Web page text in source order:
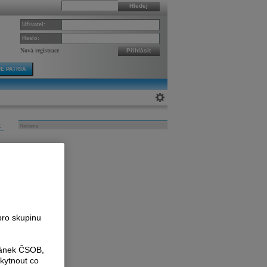
Hledej
Uživatel:
Heslo:
Nová registrace Přihlásit
PATRIA
Reklama
skupinu
ČSOB,
co